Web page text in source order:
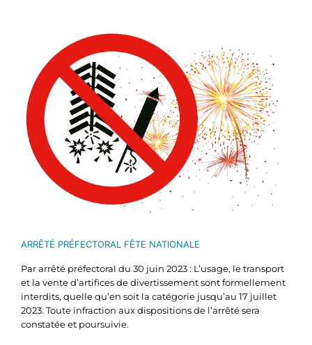
agrandie
ARRÊTÉ PRÉFECTORAL FÊTE NATIONALE
Par arrêté préfectoral du 30 juin 2023 : L’usage, le transport
et la vente d’artifices de divertissement sont formellement
interdits, quelle qu’en soit la catégorie jusqu’au 17 juillet
2023. Toute infraction aux dispositions de l’arrêté sera
constatée et poursuivie.